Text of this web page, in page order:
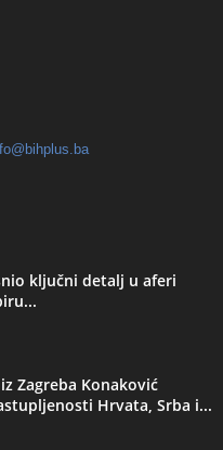
ključni detalj u aferi
Zagreba Konaković
Hrvata, Srba i...